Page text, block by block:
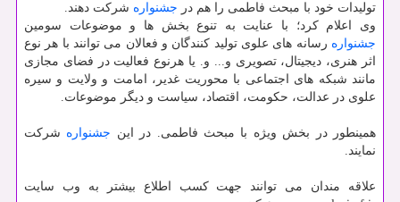
تولیدات خود با مبحث فاطمی را هم در جشنواره شركت دهند.
وی اعلام كرد؛ با عنایت به تنوع بخش ها و موضوعات سومین
جشنواره رسانه های علوی تولید كنندگان و فعالان می توانند با هر نوع
اثر هنری، دیجیتال، تصویری و... و. یا هرنوع فعالیت در فضای مجازی
مانند شبكه های اجتماعی با محوریت غدیر، امامت و ولایت و سیره
علوی در عدالت، حكومت، اقتصاد، سیاست و دیگر موضوعات.
همینطور در بخش ویژه با مبحث فاطمی. در این جشنواره شركت
نمایند.
علاقه مندان می توانند جهت كسب اطلاع بیشتر به وب سایت